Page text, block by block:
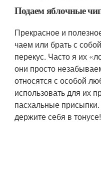
Подаем яблочные
Прекрасное и
чаем или брать с
перекус. Часто я их
они просто
относятся с особой
использовать для их
пасхальные
держите себя в тонусе!